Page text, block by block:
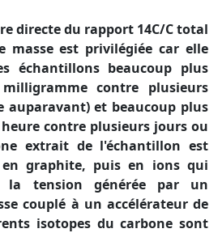
directe du rapport 14C/C total
masse est privilégiée car elle
échantillons beaucoup plus
contre plusieurs
auparavant) et beaucoup plus
contre plusieurs jours ou
extrait de l'échantillon est
graphite, puis en ions qui
la tension générée par un
couplé à un accélérateur de
isotopes du carbone sont